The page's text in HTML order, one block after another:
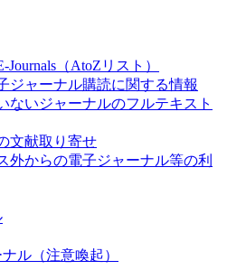
Journals（AtoZリスト）
ジャーナル購読に関する情報
ないジャーナルのフルテキスト
文献取り寄せ
外からの電子ジャーナル等の利
ル（注意喚起）